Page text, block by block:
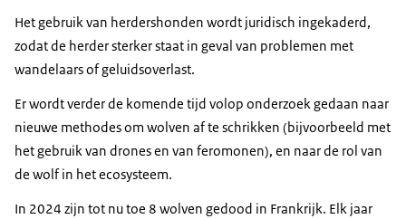
Het gebruik van herdershonden wordt juridisch ingekaderd,
zodat de herder sterker staat in geval van problemen met
wandelaars of geluidsoverlast.
Er wordt verder de komende tijd volop onderzoek gedaan naar
nieuwe methodes om wolven af te schrikken (bijvoorbeeld met
het gebruik van drones en van feromonen), en naar de rol van
de wolf in het ecosysteem.
In 2024 zijn tot nu toe 8 wolven gedood in Frankrijk. Elk jaar